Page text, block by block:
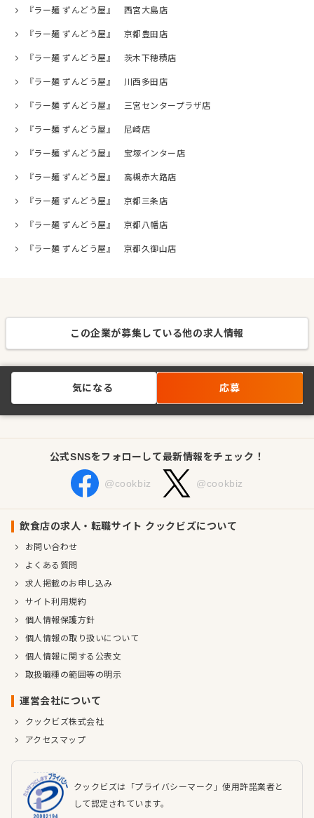
『ラー麺 ずんどう屋』 西宮大島店
『ラー麺 ずんどう屋』 京都豊田店
『ラー麺 ずんどう屋』 茨木下穂積店
『ラー麺 ずんどう屋』 川西多田店
『ラー麺 ずんどう屋』 三宮センタープラザ店
『ラー麺 ずんどう屋』 尼崎店
『ラー麺 ずんどう屋』 宝塚インター店
『ラー麺 ずんどう屋』 高槻赤大路店
『ラー麺 ずんどう屋』 京都三条店
『ラー麺 ずんどう屋』 京都八幡店
『ラー麺 ずんどう屋』 京都久御山店
この企業が募集している他の求人情報
気になる 応募
公式SNSをフォローして最新情報をチェック！
@cookbiz @cookbiz
飲食店の求人・転職サイト クックビズについて
お問い合わせ
よくある質問
求人掲載のお申し込み
サイト利用規約
個人情報保護方針
個人情報の取り扱いについて
個人情報に関する公表文
取扱職種の範囲等の明示
運営会社について
クックビズ株式会社
アクセスマップ
クックビズは「プライバシーマーク」使用許諾業者と
して認定されています。